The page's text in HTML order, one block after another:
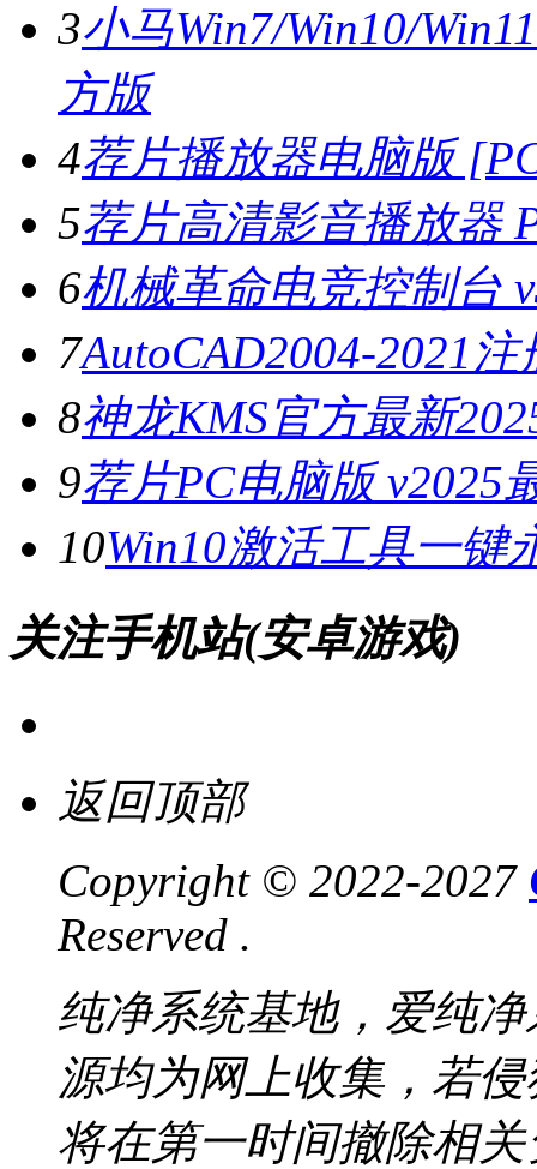
3小马Win7/Win10/
方版
4荐片播放器电脑版
5荐片高清影音播放器
6机械革命电竞控制台
7AutoCAD2004-2021
8神龙KMS官方最新
9荐片PC电脑版 v2025
10Win10激活工具一键
关注手机站(安卓游戏)
返回顶部
Copyright © 2022-2027
Reserved .
纯净系统基地，爱纯
源均为网上收集，若
将在第一时间撤除相